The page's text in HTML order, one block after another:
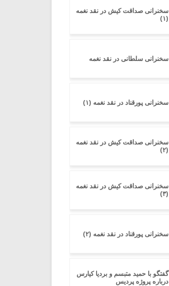
سخنرانی صداقت کیش در نقد نغمه
(۱)
سخنرانی سلطانی در نقد نغمه
سخنرانی پورقناد در نقد نغمه (۱)
سخنرانی صداقت کیش در نقد نغمه
(۲)
سخنرانی صداقت کیش در نقد نغمه
(۳)
سخنرانی پورقناد در نقد نغمه (۲)
گفتگو با حمید متبسم و بردیا کیارس
درباره پروژه پردیس